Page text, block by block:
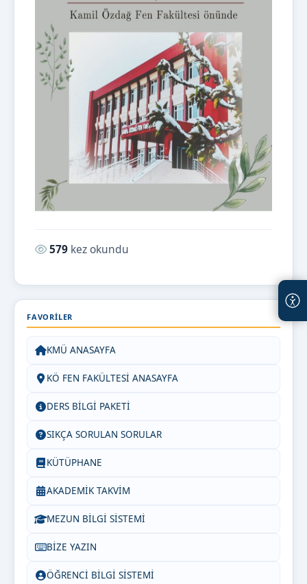
Okunma sayısı:
579 kez okundu
FAVORILER
KMÜ ANASAYFA
KÖ FEN FAKÜLTESİ ANASAYFA
DERS BİLGİ PAKETİ
SIKÇA SORULAN SORULAR
KÜTÜPHANE
AKADEMİK TAKVİM
MEZUN BİLGİ SİSTEMİ
BİZE YAZIN
ÖĞRENCİ BİLGİ SİSTEMİ